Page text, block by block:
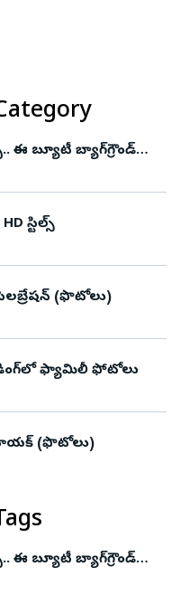
ఈ బ్యూటీ బ్యాగ్‌గ్రౌండ్‌
స్టిల్స్
(ఫొటోలు)
ఫ్యామిలీ ఫోటోలు
నాయక్ (ఫొటోలు)
ఈ బ్యూటీ బ్యాగ్‌గ్రౌండ్‌